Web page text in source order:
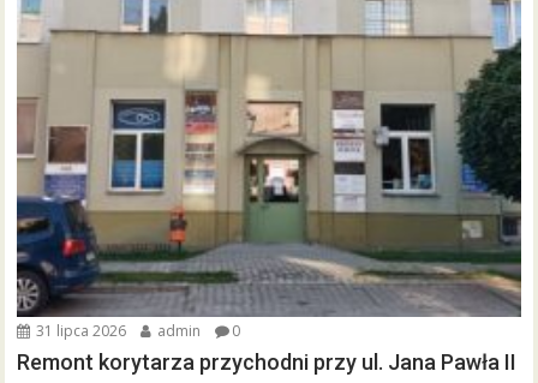
31 lipca 2026 admin 0
Remont korytarza przychodni przy ul. Jana Pawła II